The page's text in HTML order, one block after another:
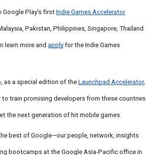
Play’s firstIndie Games Accelerator
Pakistan, Philippines, Singapore, Thailand
learn more and apply for the Indie Games
as a special edition of theLaunchpad Accelerator,
to train promising developers from these countries
the next generation of hit mobile games.
best of Google—our people, network, insights
bootcamps at the Google Asia-Pacific office in